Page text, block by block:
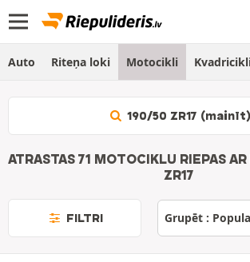
Auto Riteņa loki Motocikli
190/50 ZR17 (mainīt)
ATRASTAS 71 MOTOCIKLU RIEPAS
ZR17
FILTRI